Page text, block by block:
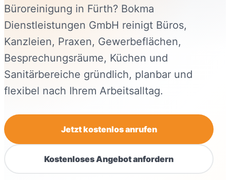
Büroreinigung in Fürth? Bokma
Dienstleistungen GmbH reinigt Büros,
Kanzleien, Praxen, Gewerbeflächen,
Besprechungsräume, Küchen und
Sanitärbereiche gründlich, planbar und
flexibel nach Ihrem Arbeitsalltag.
Jetzt kostenlos anrufen
Kostenloses Angebot anfordern